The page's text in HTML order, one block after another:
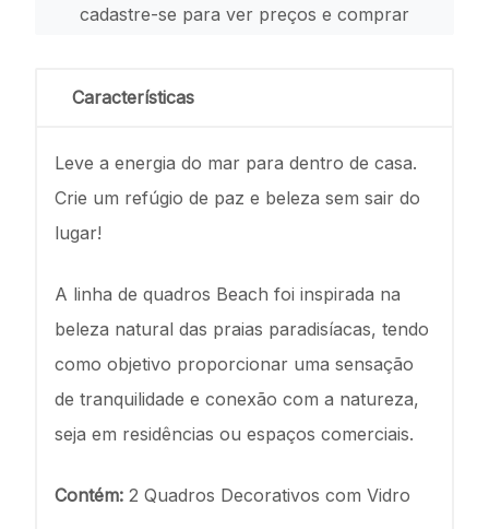
cadastre-se para ver preços e comprar
Características
Leve a energia do mar para dentro de casa.
Crie um refúgio de paz e beleza sem sair do
lugar!
A linha de quadros Beach foi inspirada na
beleza natural das praias paradisíacas, tendo
como objetivo proporcionar uma sensação
de tranquilidade e conexão com a natureza,
seja em residências ou espaços comerciais.
Contém: 2 Quadros Decorativos com Vidro